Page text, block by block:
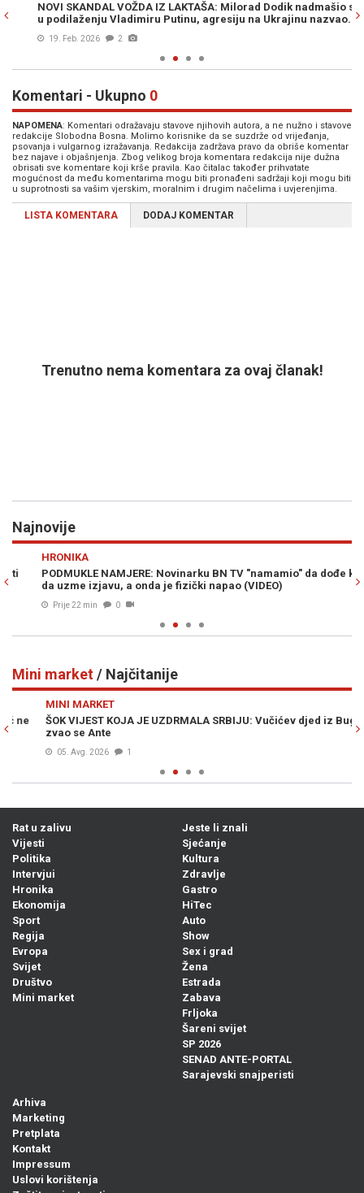
NOVI SKANDAL VOŽDA IZ LAKTAŠA: Milorad Dodik nadmašio sebe
u podilaženju Vladimiru Putinu, agresiju na Ukrajinu nazvao...
19. Feb. 2026 2
Komentari - Ukupno 0
NAPOMENA: Komentari odražavaju stavove njihovih autora, a ne nužno i stavove
redakcije Slobodna Bosna. Molimo korisnike da se suzdrže od vrijeđanja,
psovanja i vulgarnog izražavanja. Redakcija zadržava pravo da obriše komentar
bez najave i objašnjenja. Zbog velikog broja komentara redakcija nije dužna
obrisati sve komentare koji krše pravila. Kao čitalac također prihvatate
mogućnost da među komentarima mogu biti pronađeni sadržaji koji mogu biti
u suprotnosti sa vašim vjerskim, moralnim i drugim načelima i uvjerenjima.
LISTA KOMENTARA DODAJ KOMENTAR
Trenutno nema komentara za ovaj članak!
Najnovije
HRONIKA
PODMUKLE NAMJERE: Novinarku BN TV "namamio" da dođe kući
da uzme izjavu, a onda je fizički napao (VIDEO)
Prije 22 min 0
Mini market/ Najčitanije
MINI MARKET
ŠOK VIJEST KOJA JE UZDRMALA SRBIJU: Vučićev djed iz Bugojna
zvao se Ante
05. Avg. 2026 1
Rat u zalivu
Vijesti
Politika
Intervjui
Hronika
Ekonomija
Sport
Regija
Evropa
Svijet
Društvo
Mini market
Jeste li znali
Sjećanje
Kultura
Zdravlje
Gastro
HiTec
Auto
Show
Sex i grad
Žena
Estrada
Zabava
Frljoka
Šareni svijet
SP 2026
SENAD ANTE-PORTAL
Sarajevski snajperisti
Arhiva
Marketing
Pretplata
Kontakt
Impressum
Uslovi korištenja